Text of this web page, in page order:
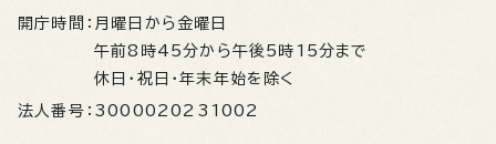
開庁時間： 月曜日から金曜日
午前8時45分から午後5時15分まで
休日・祝日・年末年始を除く
法人番号： 3000020231002